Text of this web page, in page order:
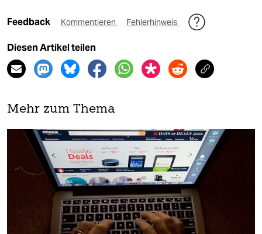
Feedback Kommentieren Fehlerhinweis
Diesen Artikel teilen
Mehr zum Thema